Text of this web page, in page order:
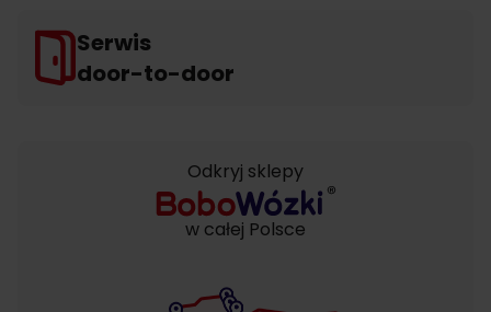
Serwis
door-to-door
Odkryj sklepy
w całej Polsce